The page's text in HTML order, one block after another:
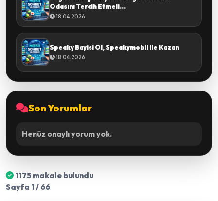
1175 makale bulundu
Sayfa 1 / 66
Odasını Tercih Etmeli...
18.04.2026
Speaky Bayisi Ol, Speakymobil ile Kazan
18.04.2026
Son Yorumlar
Henüz onaylı yorum yok.